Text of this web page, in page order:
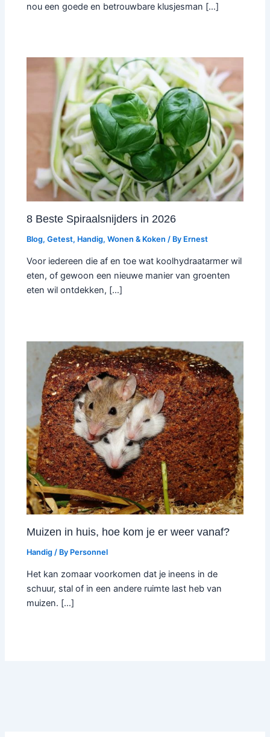
nou een goede en betrouwbare klusjesman […]
8 Beste Spiraalsnijders in 2026
Blog,Getest, Handig,Wonen & Koken / By Ernest
Voor iedereen die af en toe wat koolhydraatarmer wil
eten, of gewoon een nieuwe manier van groenten
eten wil ontdekken, […]
Muizen in huis, hoe kom je er weer vanaf?
Handig / By Personnel
Het kan zomaar voorkomen dat je ineens in de
schuur, stal of in een andere ruimte last heb van
muizen. […]